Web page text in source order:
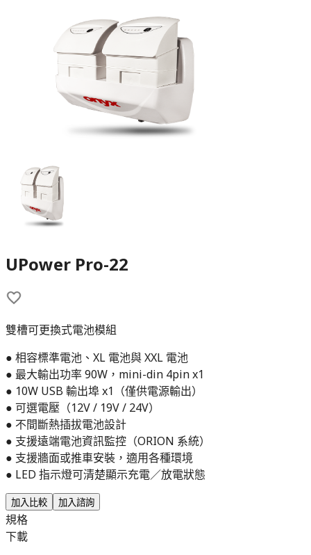
UPower Pro-22
雙槽可更換式電池模組
● 相容標準電池、XL 電池與 XXL 電池
● 最大輸出功率 90W，mini-din 4pin x1
● 10W USB 輸出埠 x1（僅供電源輸出）
● 可選電壓（12V / 19V / 24V）
● 不間斷熱插拔電池設計
● 支援遠端電池資訊監控（ORION 系統）
● 支援牆面或推車安裝，適用各種環境
● LED 指示燈可清楚顯示充電／放電狀態
加入比較 加入諮詢
規格
下載